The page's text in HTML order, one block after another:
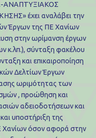
ΑΝΑΠΤΥΞΙΑΚΟΣ
έχει αναλάβει την
Έργων της ΠΕ Χανίων
στην ωρίμανση έργων
κ.λπ.), σύνταξη φακέλου
και επικαιροποίηση
Δελτίων Έργων
ωριμότητας των
, προώθηση και
αδειοδοτήσεων και
υποστήριξη της
Χανίων όσον αφορά στην